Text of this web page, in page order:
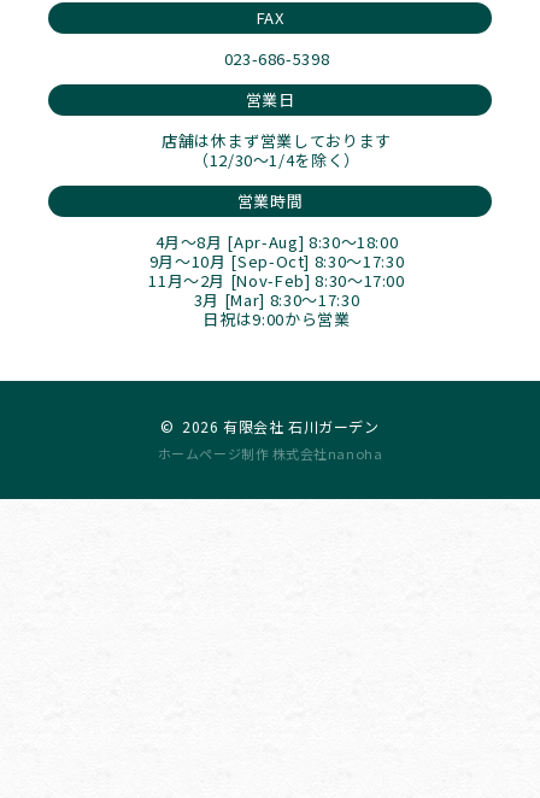
FAX
023-686-5398
営業日
店舗は休まず営業しております
（12/30～1/4を除く）
営業時間
4月～8月 [Apr-Aug] 8:30～18:00
9月～10月 [Sep-Oct] 8:30～17:30
11月～2月 [Nov-Feb] 8:30～17:00
3月 [Mar] 8:30～17:30
日祝は9:00から営業
© 2026 有限会社 石川ガーデン
ホームページ制作 株式会社nanoha